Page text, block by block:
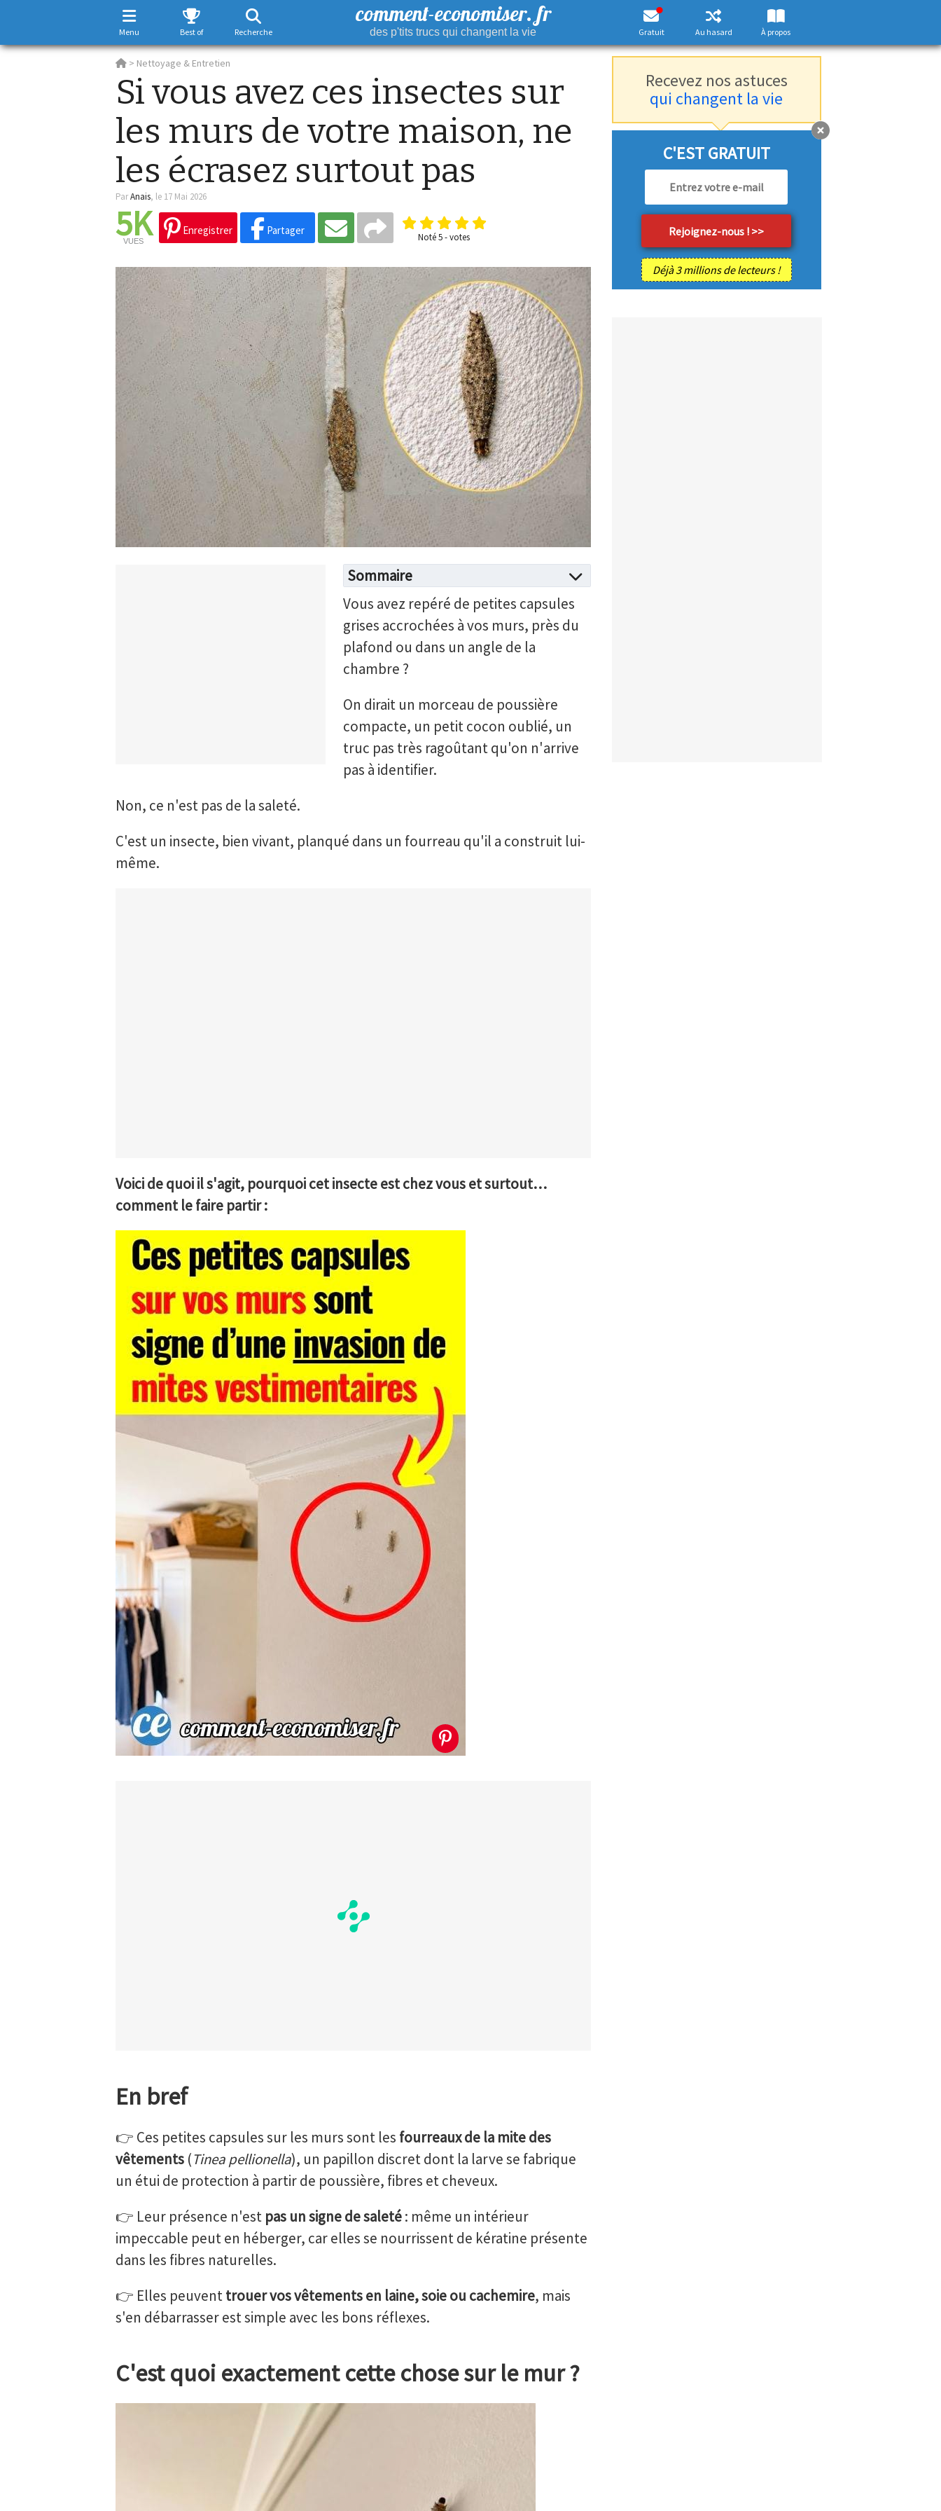
Menu Best of Recherche
comment-economiser. fr
des p'tits trucs qui changent la vie Gratuit Au hasard À propos
> Nettoyage & Entretien
Si vous avez ces insectes sur
les murs de votre maison, ne
les écrasez surtout pas
ParAnais, le 17 Mai 2026
5K
VUES
Enregistrer Partager
Noté5-votes
Sommaire
Vous avez repéré de petites capsules
grises accrochées à vos murs, près du
plafond ou dans un angle de la
chambre ?
On dirait un morceau de poussière
compacte, un petit cocon oublié, un
truc pas très ragoûtant qu'on n'arrive
pas à identifier.
Non, ce n'est pas de la saleté.
C'est un insecte, bien vivant, planqué dans un fourreau qu'il a construit lui-
même.
Voici de quoi il s'agit, pourquoi cet insecte est chez vous et surtout…
comment le faire partir :
En bref
👉 Ces petites capsules sur les murs sont les fourreaux de la mite des
vêtements(Tinea pellionella), un papillon discret dont la larve se fabrique
un étui de protection à partir de poussière, fibres et cheveux.
👉 Leur présence n'est pas un signe de saleté: même un intérieur
impeccable peut en héberger, car elles se nourrissent de kératine présente
dans les fibres naturelles.
👉 Elles peuventtrouer vos vêtements en laine, soie ou cachemire, mais
s'en débarrasser est simple avec les bons réflexes.
C'est quoi exactement cette chose sur le mur ?
Recevez nos astuces
qui changent la vie
C'EST GRATUIT
Déjà 3 millions de lecteurs !